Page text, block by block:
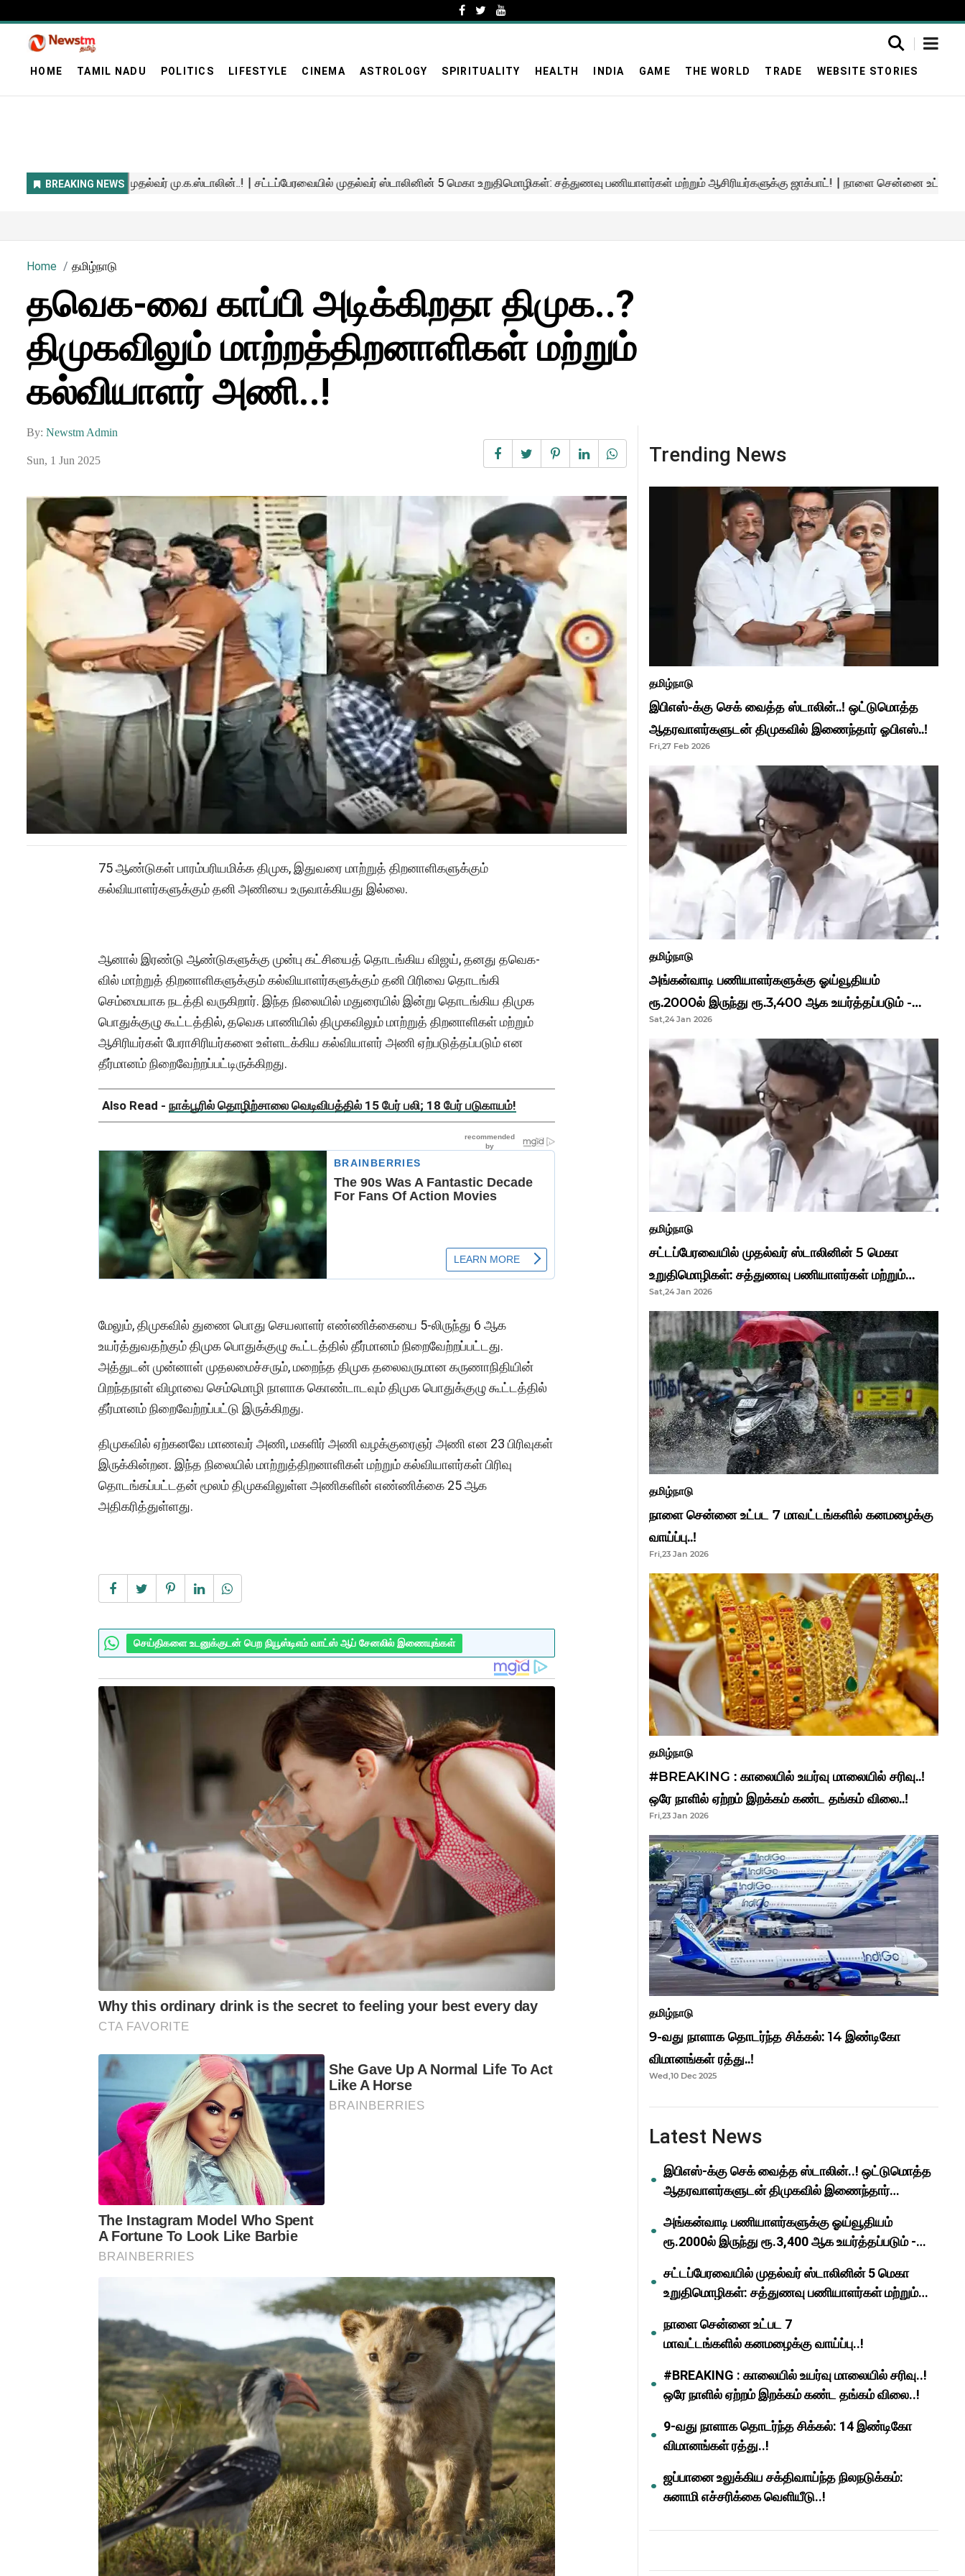
HOME TAMIL NADU POLITICS LIFESTYLE CINEMA ASTROLOGY SPIRITUALITY HEALTH INDIA GAME THE WORLD TRADE WEBSITE STORIES
Home தமிழ்நாடு
தவெக-வை காப்பி அடிக்கிறதா திமுக..?
திமுகவிலும் மாற்றத்திறனாளிகள் மற்றும்
கல்வியாளர் அணி..!
By: Newstm Admin
Sun, 1 Jun 2025
75 ஆண்டுகள் பாரம்பரியமிக்க திமுக, இதுவரை மாற்றுத் திறனாளிகளுக்கும்
கல்வியாளர்களுக்கும் தனி அணியை உருவாக்கியது இல்லை.
ஆனால் இரண்டு ஆண்டுகளுக்கு முன்பு கட்சியைத் தொடங்கிய விஜய், தனது தவெக-
வில் மாற்றுத் திறனாளிகளுக்கும் கல்வியாளர்களுக்கும் தனி பிரிவை தொடங்கி
செம்மையாக நடத்தி வருகிறார். இந்த நிலையில் மதுரையில் இன்று தொடங்கிய திமுக
பொதுக்குழு கூட்டத்தில், தவெக பாணியில் திமுகவிலும் மாற்றுத் திறனாளிகள் மற்றும்
ஆசிரியர்கள் பேராசிரியர்களை உள்ளடக்கிய கல்வியாளர் அணி ஏற்படுத்தப்படும் என
தீர்மானம் நிறைவேற்றப்பட்டிருக்கிறது.
Also Read - நாக்பூரில் தொழிற்சாலை வெடிவிபத்தில் 15 பேர் பலி; 18 பேர் படுகாயம்!
மேலும், திமுகவில் துணை பொது செயலாளர் எண்ணிக்கையை 5-லிருந்து 6 ஆக
உயர்த்துவதற்கும் திமுக பொதுக்குழு கூட்டத்தில் தீர்மானம் நிறைவேற்றப்பட்டது.
அத்துடன் முன்னாள் முதலமைச்சரும், மறைந்த திமுக தலைவருமான கருணாநிதியின்
பிறந்தநாள் விழாவை செம்மொழி நாளாக கொண்டாடவும் திமுக பொதுக்குழு கூட்டத்தில்
தீர்மானம் நிறைவேற்றப்பட்டு இருக்கிறது.
திமுகவில் ஏற்கனவே மாணவர் அணி, மகளிர் அணி வழக்குரைஞர் அணி என 23 பிரிவுகள்
இருக்கின்றன. இந்த நிலையில் மாற்றுத்திறனாளிகள் மற்றும் கல்வியாளர்கள் பிரிவு
தொடங்கப்பட்டதன் மூலம் திமுகவிலுள்ள அணிகளின் எண்ணிக்கை 25 ஆக
அதிகரித்துள்ளது.
செய்திகளை உடனுக்குடன் பெற நியூஸ்டிஎம் வாட்ஸ் ஆப் சேனலில் இணையுங்கள்
Trending News
தமிழ்நாடு
இபிஎஸ்-க்கு செக் வைத்த ஸ்டாலின்..! ஒட்டுமொத்த
ஆதரவாளர்களுடன் திமுகவில் இணைந்தார் ஓபிஎஸ்..!
Fri,27 Feb 2026
தமிழ்நாடு
அங்கன்வாடி பணியாளர்களுக்கு ஓய்வூதியம்
ரூ.2000ல் இருந்து ரூ.3,400 ஆக உயர்த்தப்படும் -
முதல்வர் மு.க.ஸ்டாலின்..!
Sat,24 Jan 2026
தமிழ்நாடு
சட்டப்பேரவையில் முதல்வர் ஸ்டாலினின் 5 மெகா
உறுதிமொழிகள்: சத்துணவு பணியாளர்கள் மற்றும்
ஆசிரியர்களுக்கு ஜாக்பாட்!
Sat,24 Jan 2026
தமிழ்நாடு
நாளை சென்னை உட்பட 7 மாவட்டங்களில் கனமழைக்கு
வாய்ப்பு..!
Fri,23 Jan 2026
தமிழ்நாடு
#BREAKING : காலையில் உயர்வு மாலையில் சரிவு..!
ஒரே நாளில் ஏற்றம் இறக்கம் கண்ட தங்கம் விலை..!
Fri,23 Jan 2026
தமிழ்நாடு
9-வது நாளாக தொடர்ந்த சிக்கல்: 14 இண்டிகோ
விமானங்கள் ரத்து..!
Wed,10 Dec 2025
Latest News
இபிஎஸ்-க்கு செக் வைத்த ஸ்டாலின்..! ஒட்டுமொத்த
ஆதரவாளர்களுடன் திமுகவில் இணைந்தார்
அங்கன்வாடி பணியாளர்களுக்கு ஓய்வூதியம்
ரூ.2000ல் இருந்து ரூ.3,400 ஆக உயர்த்தப்படும் -
சட்டப்பேரவையில் முதல்வர் ஸ்டாலினின் 5 மெகா
உறுதிமொழிகள்: சத்துணவு பணியாளர்கள் மற்றும்
நாளை சென்னை உட்பட 7
மாவட்டங்களில் கனமழைக்கு வாய்ப்பு..!
#BREAKING : காலையில் உயர்வு மாலையில் சரிவு..!
ஒரே நாளில் ஏற்றம் இறக்கம் கண்ட தங்கம் விலை..!
9-வது நாளாக தொடர்ந்த சிக்கல்: 14 இண்டிகோ
விமானங்கள் ரத்து..!
ஜப்பானை உலுக்கிய சக்திவாய்ந்த நிலநடுக்கம்:
சுனாமி எச்சரிக்கை வெளியீடு..!